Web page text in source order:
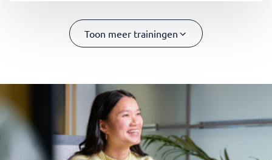
Toon meer trainingen